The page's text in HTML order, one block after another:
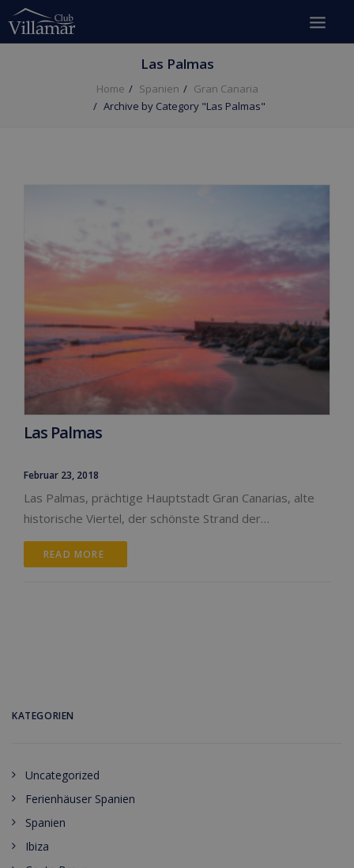
Las Palmas
Home Spanien
Gran Canaria
Archive by Category "Las Palmas"
Las Palmas
Februar 23, 2018
Las Palmas, prächtige Hauptstadt Gran Canarias, alte
historische Viertel, der schönste Strand der…
READ MORE
KATEGORIEN
Uncategorized
Ferienhäuser Spanien
Spanien
Ibiza